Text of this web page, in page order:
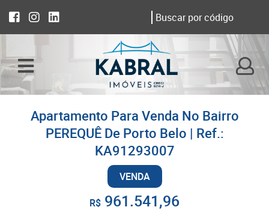
Apartamento Para Venda No Bairro
PEREQUÊ De Porto Belo | Ref.:
KA91293007
VENDA
R$ 961.541,96